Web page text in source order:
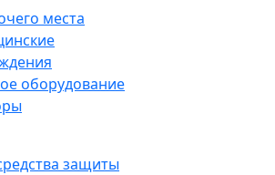
места
оборудование
защиты